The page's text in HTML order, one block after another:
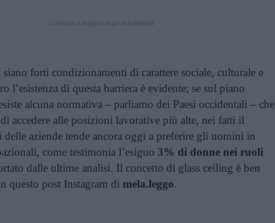
siano forti condizionamenti di carattere sociale, culturale e
l’esistenza di questa barriera è evidente; se sul piano
alcuna normativa – parliamo dei Paesi occidentali – che
accedere alle posizioni lavorative più alte, nei fatti il
delle aziende tende ancora oggi a preferire gli uomini in
come testimonia l’esiguo 3% di donne nei ruoli
dalle ultime analisi. Il concetto di glass ceiling è ben
questo post Instagram di mela.leggo.